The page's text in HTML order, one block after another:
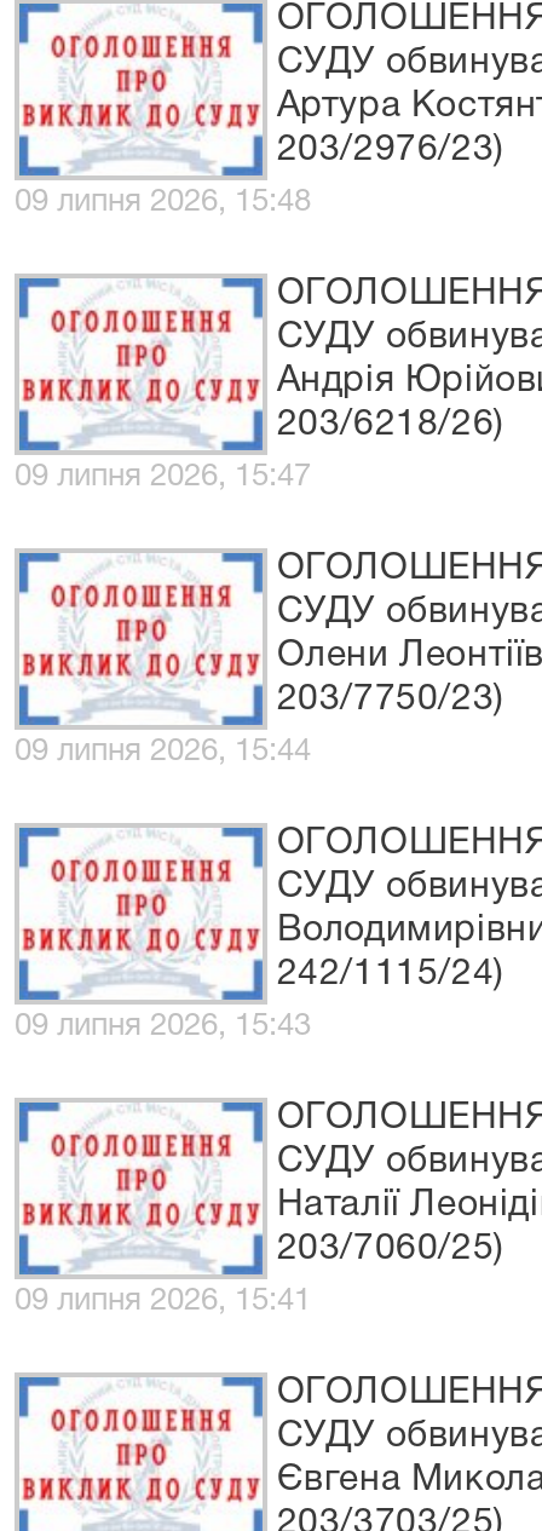
СУДУ
Артура
203/2976/23)
09 липня 2026, 15:48
СУДУ
Андрія
203/6218/26)
09 липня 2026, 15:47
СУДУ
Олени
203/7750/23)
09 липня 2026, 15:44
СУДУ
242/1115/24)
09 липня 2026, 15:43
СУДУ
Наталії
203/7060/25)
09 липня 2026, 15:41
СУДУ
Євгена
203/3703/25)